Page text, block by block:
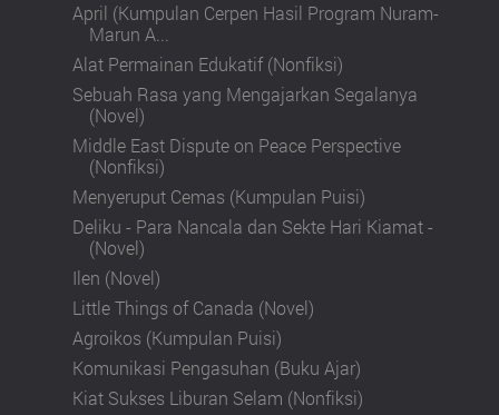
April (Kumpulan Cerpen Hasil Program Nuram-
Marun A...
Alat Permainan Edukatif (Nonfiksi)
Sebuah Rasa yang Mengajarkan Segalanya
(Novel)
Middle East Dispute on Peace Perspective
(Nonfiksi)
Menyeruput Cemas (Kumpulan Puisi)
Deliku - Para Nancala dan Sekte Hari Kiamat -
(Novel)
Ilen (Novel)
Little Things of Canada (Novel)
Agroikos (Kumpulan Puisi)
Komunikasi Pengasuhan (Buku Ajar)
Kiat Sukses Liburan Selam (Nonfiksi)